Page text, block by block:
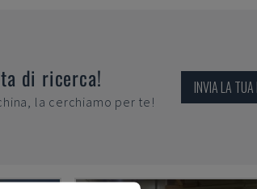
di ricerca!
la cerchiamo per te!
INVIA LA TUA